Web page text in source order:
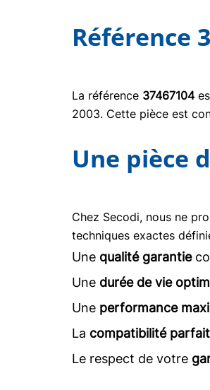
Référence
La référence 37467104
2003. Cette pièce est
Une pièce
Chez Secodi, nous ne
techniques exactes
Une qualité garantie
Une durée de vie
Une performance
La compatibilité
Le respect de votre